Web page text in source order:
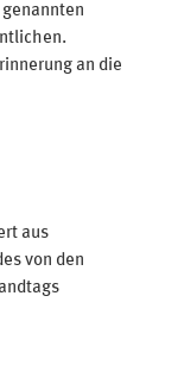
an die
aus
von den